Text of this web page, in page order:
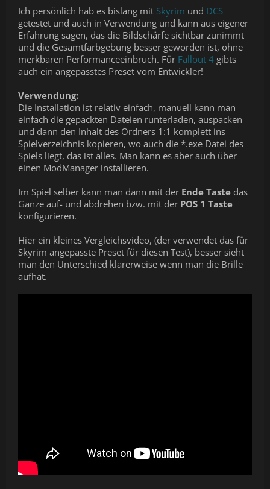
Ich persönlich hab es bislang mit Skyrim und DCS
getestet und auch in Verwendung und kann aus eigener
Erfahrung sagen, das die Bildschärfe sichtbar zunimmt
und die Gesamtfarbgebung besser geworden ist, ohne
merkbaren Performanceeinbruch. Für Fallout 4 gibts
auch ein angepasstes Preset vom Entwickler!
Verwendung:
Die Installation ist relativ einfach, manuell kann man
einfach die gepackten Dateien runterladen, auspacken
und dann den Inhalt des Ordners 1:1 komplett ins
Spielverzeichnis kopieren, wo auch die *.exe Datei des
Spiels liegt, das ist alles. Man kann es aber auch über
einen ModManager installieren.
Im Spiel selber kann man dann mit der Ende Taste das
Ganze auf- und abdrehen bzw. mit der POS 1 Taste
konfigurieren.
Hier ein kleines Vergleichsvideo, (der verwendet das für
Skyrim angepasste Preset für diesen Test), besser sieht
man den Unterschied klarerweise wenn man die Brille
aufhat.